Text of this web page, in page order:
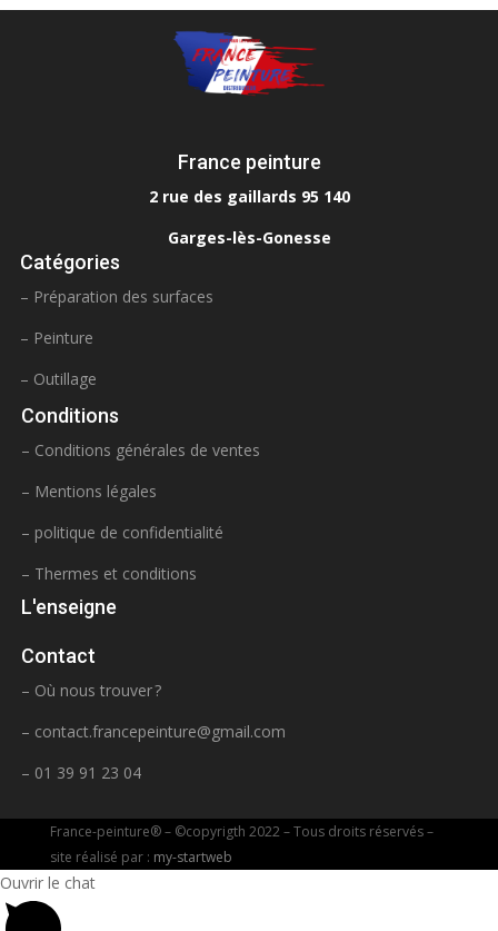
France peinture
2 rue des gaillards 95 140
Garges-lès-Gonesse
Catégories
– Préparation des surfaces
– Peinture
– Outillage
Conditions
– Conditions générales de ventes
– Mentions légales
– politique de confidentialité
– Thermes et conditions
L'enseigne
Contact
– Où nous trouver ?
– contact.francepeinture@gmail.com
– 01 39 91 23 04
France-peinture® – ©copyrigth 2022 – Tous droits réservés –
site réalisé par : my-startweb
Ouvrir le chat